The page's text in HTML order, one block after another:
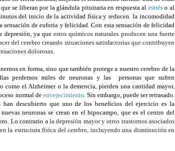
se liberan por la glándula pituitaria en respuesta al estréso al
del inicio de la actividad física y reducen la incomodidad
de euforia y felicidad. Con esta sensación de felicidad
depresión, ya queestos químicos naturales producen una fuerte
del cerebro creando situaciones satisfactorias que contribuyen
dolorosas.
en forma, sino que también protege a nuestro cerebro de la
perdemos miles de neuronas y las personas que sufren
como el Alzheimer o la demencia, pierden una cantidad mayor.
normal de envejecimiento . Sin embargo, puede ser retrasado.
han descubierto que uno de los beneficios del ejercicio es la
neuronas se crean en el hipocampo, que es el centro del
Lo contrario a la depresión mayor y otros trastornos asociados
la estructura física del cerebro, incluyendo una disminución en